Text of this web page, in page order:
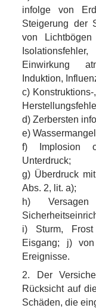
infolge von
Steigerung der
von
Einwirkung
Induktion,
c)
d) Zerbersten
e)
f) Implosion
Unterdruck;
g) Überdruck
Abs. 2, lit. a);
h)
i) Sturm,
Eisgang; j)
Ereignisse.
2. Der
Rücksicht auf
Schäden, die